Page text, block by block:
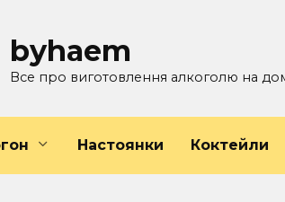
byhaem
Все про виготовлення алкоголю на
Настоянки Коктейли